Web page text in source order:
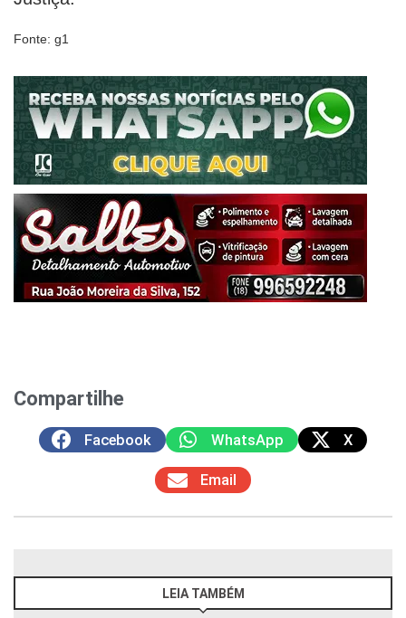
Fonte: g1
Compartilhe
Facebook WhatsApp X
Email
LEIA TAMBÉM